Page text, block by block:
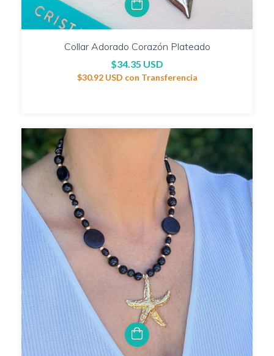
Collar Adorado Corazón Plateado
$34.35 USD
$30.92 USD con Transferencia